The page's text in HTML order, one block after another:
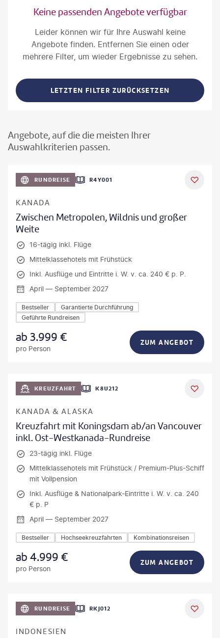
Keine passenden Angebote verfügbar
Leider können wir für Ihre Auswahl keine
Angebote finden. Entfernen Sie einen oder
mehrere Filter, um wieder Ergebnisse zu sehen.
LETZTEN FILTER ZURÜCKSETZEN
Angebote, auf die die meisten Ihrer
Auswahlkriterien passen.
RUNDREISE R4Y001
KANADA
Zwischen Metropolen, Wildnis und großer
Weite
16-tägig inkl. Flüge
Mittelklassehotels mit Frühstück
Inkl. Ausflüge und Eintritte i. W. v. ca. 240 € p. P.
April — September 2027
Bestseller
Garantierte Durchführung
Geführte Rundreisen
ab3.999 €
pro Person
ZUM ANGEBOT
KREUZFAHRT K8U212
KANADA & ALASKA
Kreuzfahrt mit Koningsdam ab/an Vancouver
inkl. Ost-Westkanada-Rundreise
23-tägig inkl. Flüge
Mittelklassehotels mit Frühstück / Premium-Plus-Schiff
mit Vollpension
Inkl. Ausflüge & Nationalpark-Eintritte i. W. v. ca. 240
€ p. P
April — September 2027
Bestseller Hochseekreuzfahrten Kombinationsreisen
ab4.999 €
pro Person
ZUM ANGEBOT
RUNDREISE RKJ012
INDONESIEN